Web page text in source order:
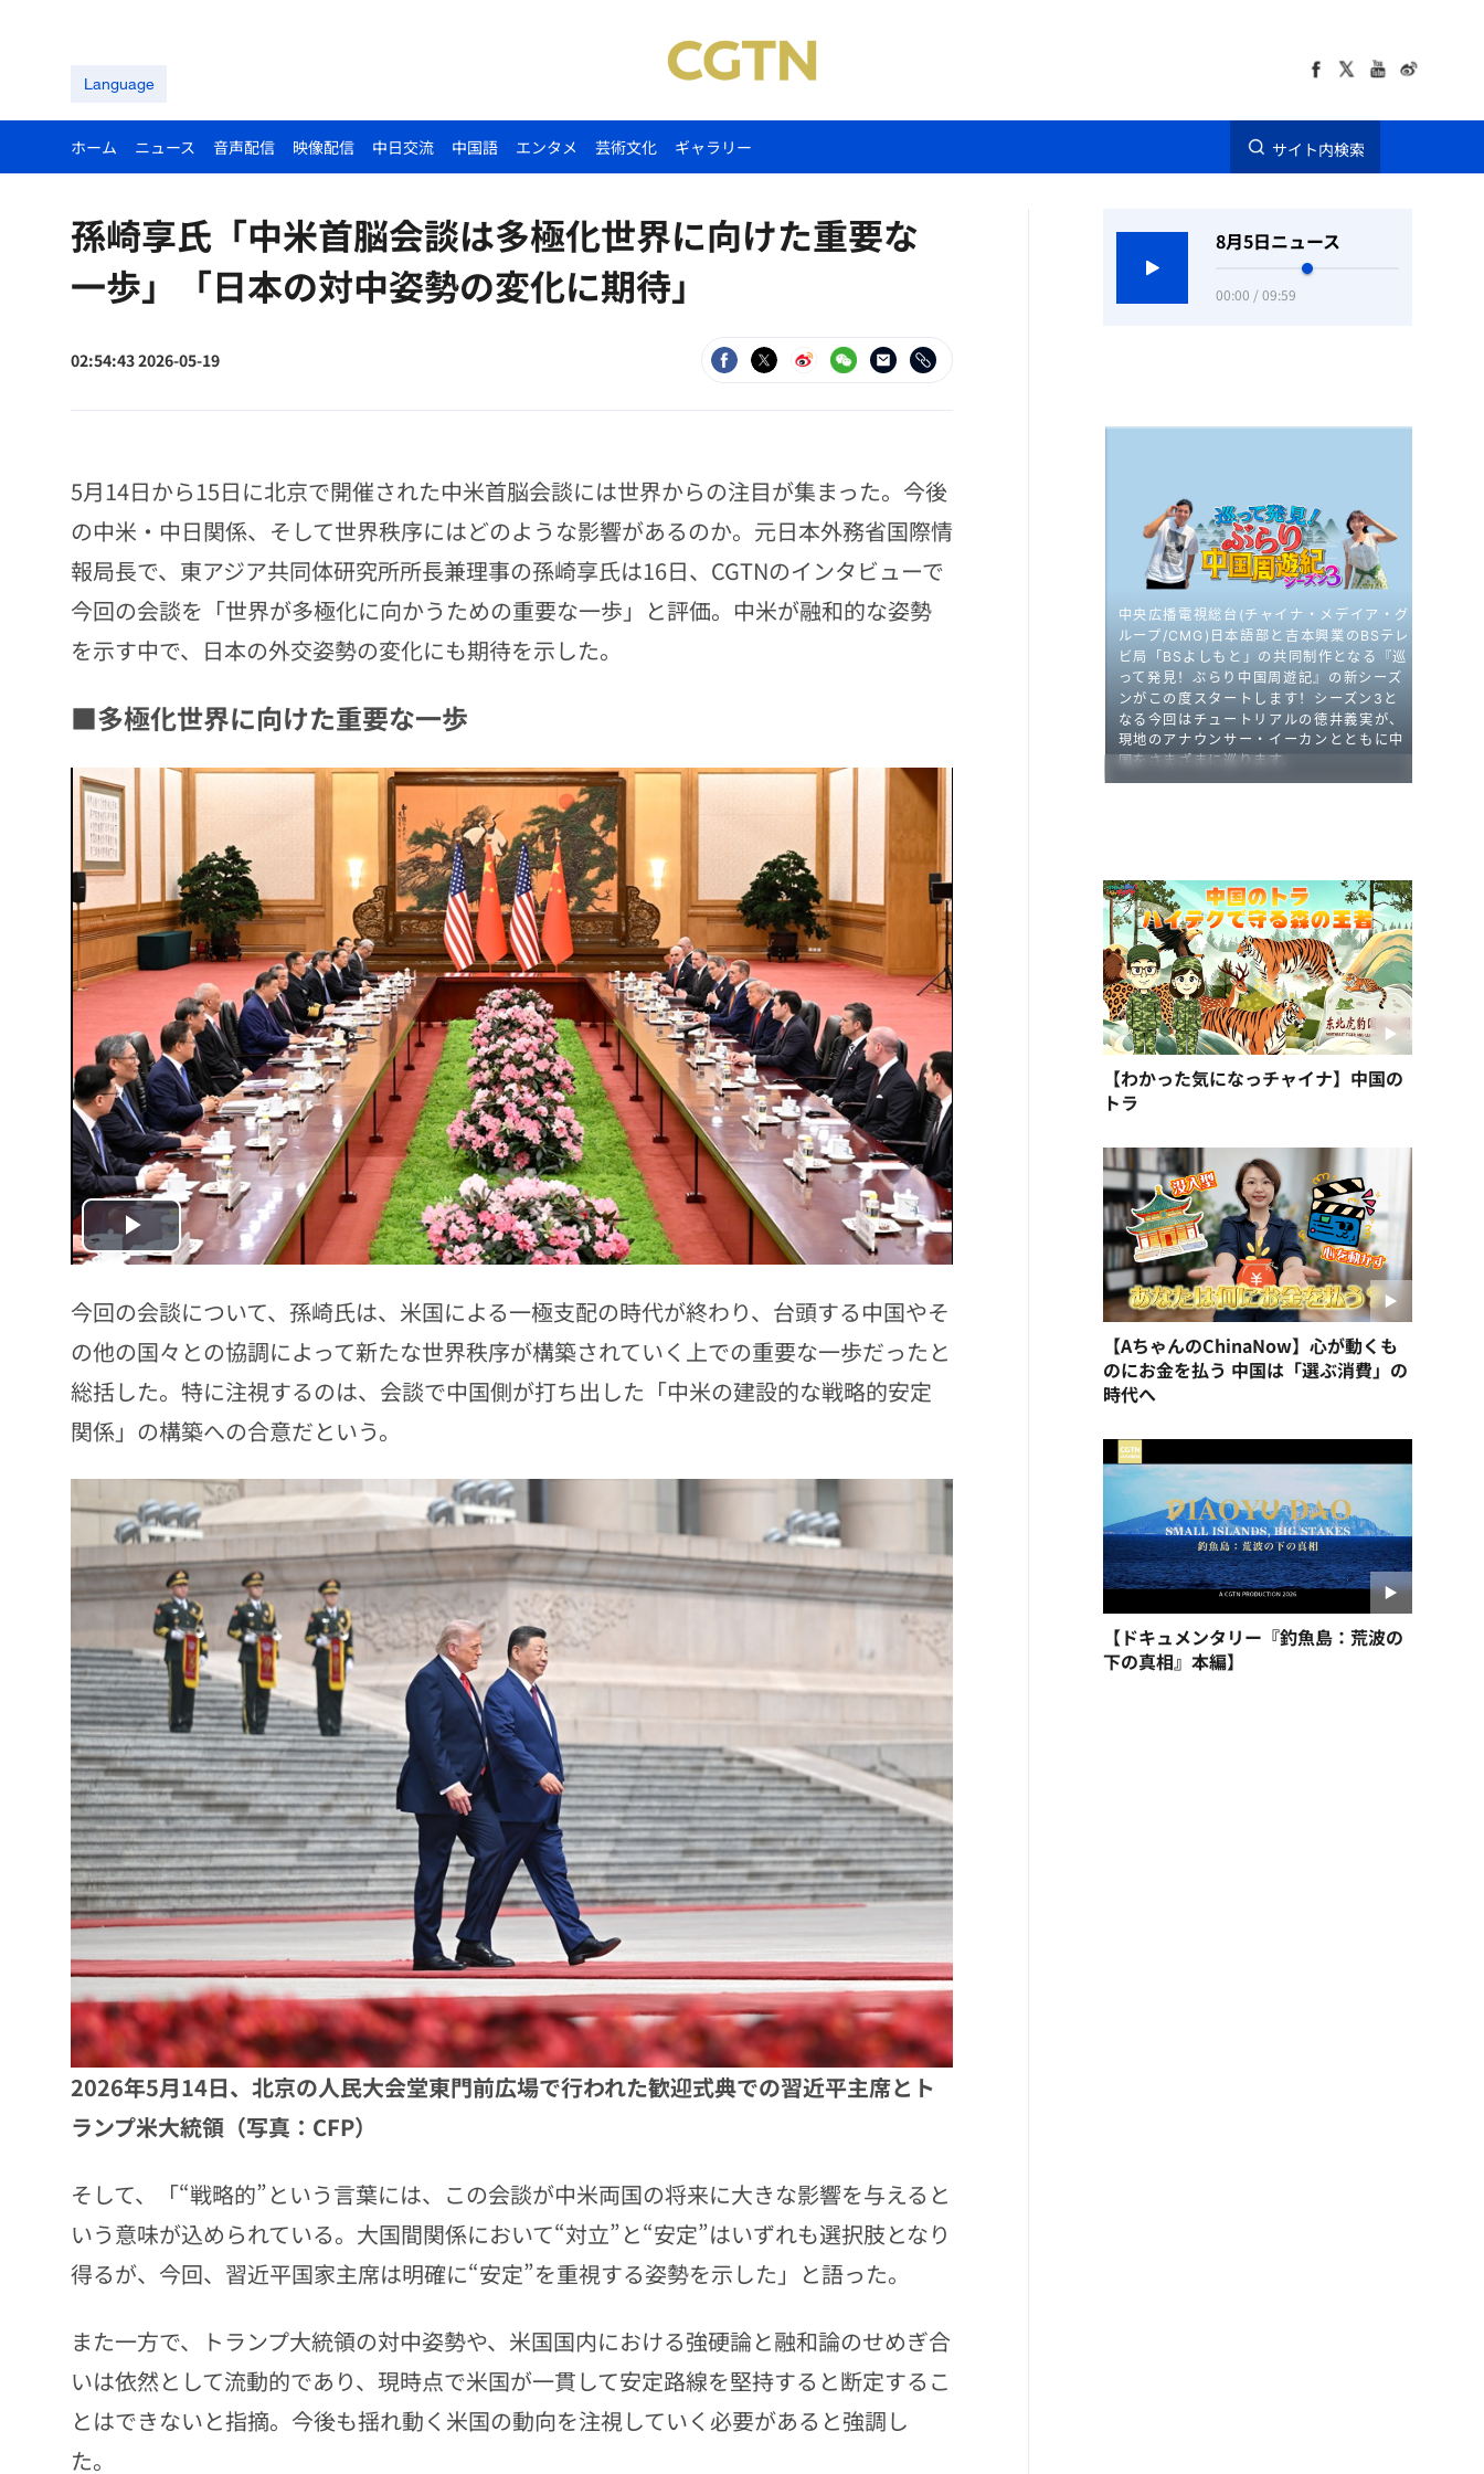
Language
ホーム ニュース 音声配信 映像配信 中日交流 中国語 エンタメ 芸術文化 ギャラリー サイト内検索
孫崎享氏「中米首脳会談は多極化世界に向けた重要な
一歩」「日本の対中姿勢の変化に期待」
02:54:43 2026-05-19
5月14日から15日に北京で開催された中米首脳会談には世界からの注目が集まった。今後
の中米・中日関係、そして世界秩序にはどのような影響があるのか。元日本外務省国際情
報局長で、東アジア共同体研究所所長兼理事の孫崎享氏は16日、CGTNのインタビューで
今回の会談を「世界が多極化に向かうための重要な一歩」と評価。中米が融和的な姿勢
を示す中で、日本の外交姿勢の変化にも期待を示した。
■多極化世界に向けた重要な一歩
Play
Video
今回の会談について、孫崎氏は、米国による一極支配の時代が終わり、台頭する中国やそ
の他の国々との協調によって新たな世界秩序が構築されていく上での重要な一歩だったと
総括した。特に注視するのは、会談で中国側が打ち出した「中米の建設的な戦略的安定
関係」の構築への合意だという。
2026年5月14日、北京の人民大会堂東門前広場で行われた歓迎式典での習近平主席とト
ランプ米大統領（写真：CFP）
そして、「“戦略的”という言葉には、この会談が中米両国の将来に大きな影響を与えると
いう意味が込められている。大国間関係において“対立”と“安定”はいずれも選択肢となり
得るが、今回、習近平国家主席は明確に“安定”を重視する姿勢を示した」と語った。
また一方で、トランプ大統領の対中姿勢や、米国国内における強硬論と融和論のせめぎ合
いは依然として流動的であり、現時点で米国が一貫して安定路線を堅持すると断定するこ
とはできないと指摘。今後も揺れ動く米国の動向を注視していく必要があると強調し
た。
8月5日ニュース
00:00 / 09:59
【わかった気になっチャイナ】中国の
トラ
【AちゃんのChinaNow】心が動くも
のにお金を払う 中国は「選ぶ消費」の
時代へ
【ドキュメンタリー『釣魚島：荒波の
下の真相』本編】